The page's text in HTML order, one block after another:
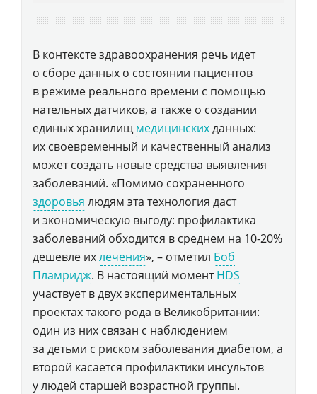
В контексте здравоохранения речь идет
о сборе данных о состоянии пациентов
в режиме реального времени с помощью
нательных датчиков, а также о создании
единых хранилищ медицинскихданных:
их своевременный и качественный анализ
может создать новые средства выявления
заболеваний. «Помимо сохраненного
здоровья людям эта технология даст
и экономическую выгоду: профилактика
заболеваний обходится в среднем на 10-20%
дешевле ихлечения», – отметил Боб
Пламридж. В настоящий моментHDS
участвует в двух экспериментальных
проектах такого рода в Великобритании:
один из них связан с наблюдением
за детьми с риском заболевания диабетом, а
второй касается профилактики инсультов
у людей старшей возрастной группы.